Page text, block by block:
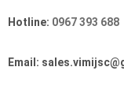
Hotline: 0967 393 688
Email: